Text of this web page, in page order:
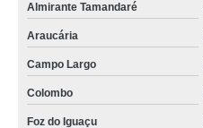
Almirante Tamandaré
Araucária
Campo Largo
Colombo
Foz do Iguaçu